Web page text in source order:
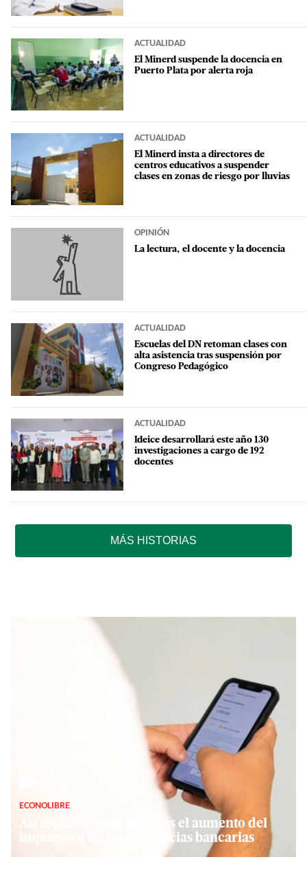
ACTUALIDAD
El Minerd suspende la docencia en
Puerto Plata por alerta roja
ACTUALIDAD
El Minerd insta a directores de
centros educativos a suspender
clases en zonas de riesgo por lluvias
OPINIÓN
La lectura, el docente y la docencia
ACTUALIDAD
Escuelas del DN retoman clases con
alta asistencia tras suspensión por
Congreso Pedagógico
ACTUALIDAD
Ideice desarrollará este año 130
investigaciones a cargo de 192
docentes
MÁS HISTORIAS
ECONOLIBRE
Así impactará tus finanzas el aumento del
impuesto a las transferencias bancarias